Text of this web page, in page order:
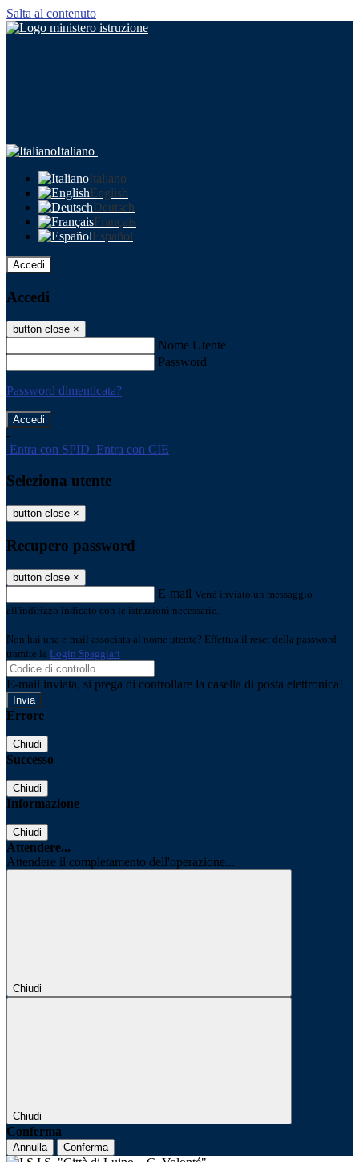
Salta al contenuto
Italiano
Italiano
English
Deutsch
Français
Español
Accedi
Accedi
button close ×
Nome Utente
Password
Password dimenticata?
-
Entra con SPID Entra con CIE
Seleziona utente
button close ×
Recupero password
button close ×
E-mail Verrà inviato un messaggio
all'indirizzo indicato con le istruzioni necessarie.
Non hai una e-mail associata al nome utente? Effettua il reset della password
tramite la Login Spaggiari
E-mail inviata, si prega di controllare la casella di posta elettronica!
Errore
Chiudi
Successo
Chiudi
Informazione
Chiudi
Attendere...
Attendere il completamento dell'operazione...
Chiudi
Chiudi
Conferma
Annulla Conferma